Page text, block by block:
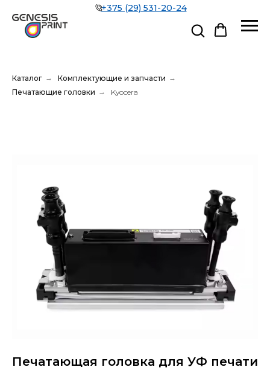
+375 (29) 531-20-24
Каталог → Комплектующие и запчасти →
Печатающие головки → Kyocera
Печатающая головка для УФ печати